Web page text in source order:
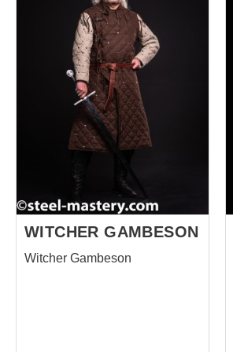
brigandine armor which has no
except, "You're welcome"... For
historical armor LARP replicas
where steel plates were
replaced with their exact Eva
Foam copies. Cool historically
correct looking spaulders,
plates are 3 mm thick, perfectly
elastic, hold their shape
strongly and weigh...
WITCHER GAMBESON
Witcher Gambeson